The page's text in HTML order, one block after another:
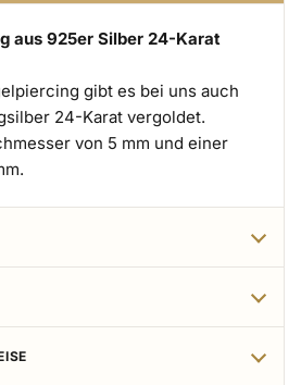
aus 925er Silber 24-Karat
gibt es bei uns auch
24-Karat vergoldet.
von 5 mm und einer